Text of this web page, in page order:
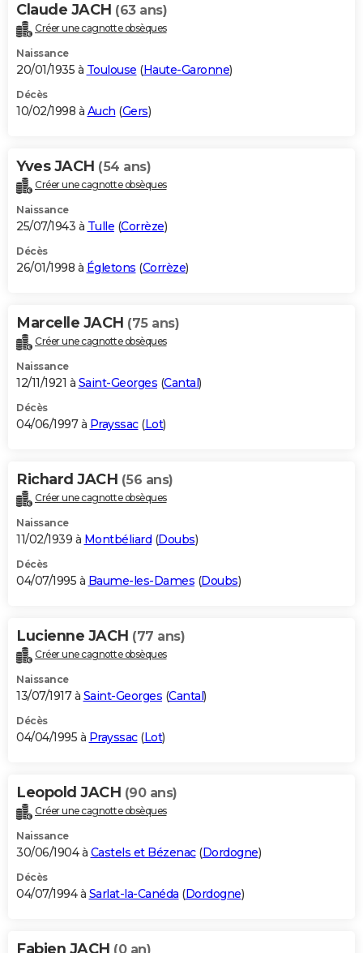
Claude JACH (63 ans)
Créer une cagnotte obsèques
Naissance
20/01/1935 à Toulouse (Haute-Garonne)
Décès
10/02/1998 à Auch (Gers)
Yves JACH (54 ans)
Créer une cagnotte obsèques
Naissance
25/07/1943 à Tulle (Corrèze)
Décès
26/01/1998 à Égletons (Corrèze)
Marcelle JACH (75 ans)
Créer une cagnotte obsèques
Naissance
12/11/1921 à Saint-Georges (Cantal)
Décès
04/06/1997 à Prayssac(Lot)
Richard JACH (56 ans)
Créer une cagnotte obsèques
Naissance
11/02/1939 à Montbéliard (Doubs)
Décès
04/07/1995 à Baume-les-Dames (Doubs)
Lucienne JACH (77 ans)
Créer une cagnotte obsèques
Naissance
13/07/1917 à Saint-Georges (Cantal)
Décès
04/04/1995 à Prayssac(Lot)
Leopold JACH (90 ans)
Créer une cagnotte obsèques
Naissance
30/06/1904 à Castels et Bézenac(Dordogne)
Décès
04/07/1994 à Sarlat-la-Canéda (Dordogne)
Fabien JACH (0 an)